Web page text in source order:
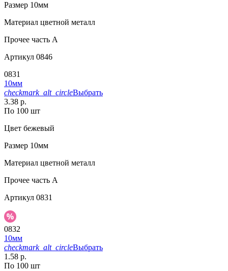
Размер 10мм
Материал цветной металл
Прочее часть A
Артикул 0846
0831
10мм
checkmark_alt_circleВыбрать
3.38 р.
По 100 шт
Цвет бежевый
Размер 10мм
Материал цветной металл
Прочее часть A
Артикул 0831
0832
10мм
checkmark_alt_circleВыбрать
1.58 р.
По 100 шт